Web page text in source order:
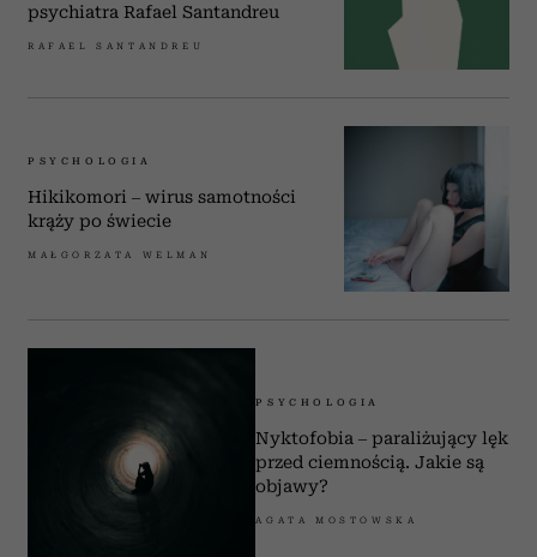
psychiatra Rafael Santandreu
RAFAEL SANTANDREU
PSYCHOLOGIA
Hikikomori – wirus samotności
krąży po świecie
MAŁGORZATA WELMAN
PSYCHOLOGIA
Nyktofobia – paraliżujący lęk
przed ciemnością. Jakie są
objawy?
AGATA MOSTOWSKA